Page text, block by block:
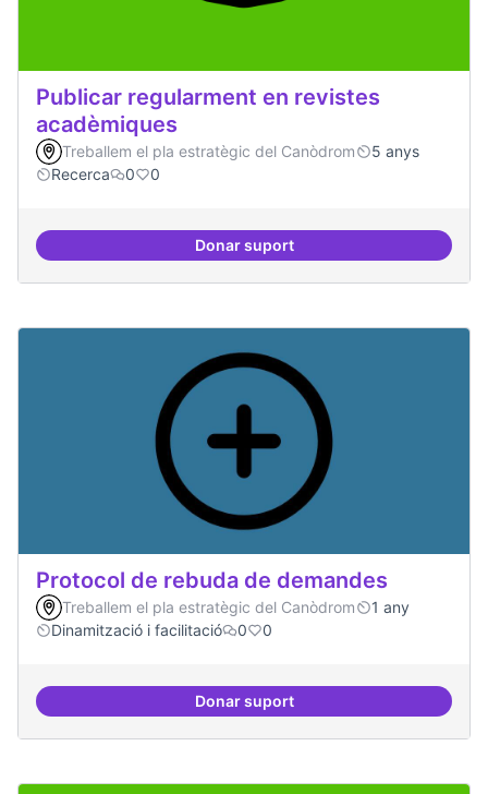
Publicar regularment en revistes
acadèmiques
Treballem el pla estratègic del Canòdrom
5 anys
Recerca
0 0
Donar suportPublicar regularment en
Protocol de rebuda de demandes
Treballem el pla estratègic del Canòdrom
1 any
Dinamització i facilitació
0 0
Donar suportProtocol de rebuda de demandes